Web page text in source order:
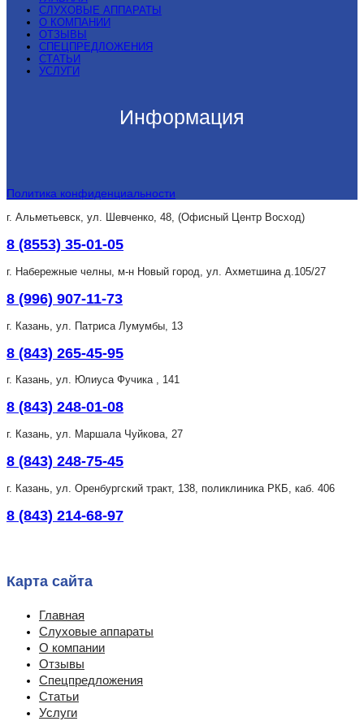
СЛУХОВЫЕ АППАРАТЫ
О КОМПАНИИ
ОТЗЫВЫ
СПЕЦПРЕДЛОЖЕНИЯ
СТАТЬИ
УСЛУГИ
Информация
Политика конфиденциальности
г. Альметьевск, ул. Шевченко, 48, (Офисный Центр Восход)
8 (8553) 35-01-05
г. Набережные челны, м-н Новый город, ул. Ахметшина д.105/27
8 (996) 907-11-73
г. Казань, ул. Патриса Лумумбы, 13
8 (843) 265-45-95
г. Казань, ул. Юлиуса Фучика , 141
8 (843) 248-01-08
г. Казань, ул. Маршала Чуйкова, 27
8 (843) 248-75-45
г. Казань, ул. Оренбургский тракт, 138, поликлиника РКБ, каб. 406
8 (843) 214-68-97
Карта сайта
Главная
Слуховые аппараты
О компании
Отзывы
Спецпредложения
Статьи
Услуги